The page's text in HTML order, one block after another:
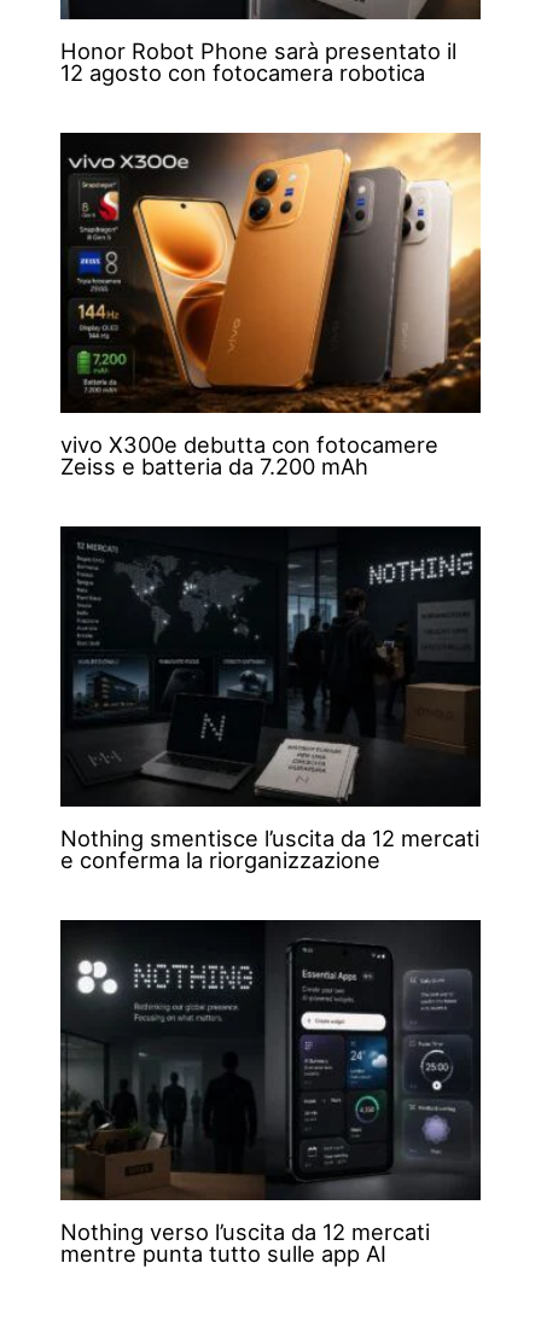
Honor Robot Phone sarà presentato il
12 agosto con fotocamera robotica
vivo X300e debutta con fotocamere
Zeiss e batteria da 7.200 mAh
Nothing smentisce l’uscita da 12 mercati
e conferma la riorganizzazione
Nothing verso l’uscita da 12 mercati
mentre punta tutto sulle app AI